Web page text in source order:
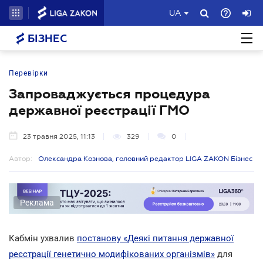
UA
БІЗНЕС
Перевірки
Запроваджується процедура
державної реєстрації ГМО
23 травня 2025, 11:13 329 0
Автор: Олександра Кознова, головний редактор LIGA ZAKON Бізнес
Реклама
Кабмін ухвалив постанову «Деякі питання державної
реєстрації генетично модифікованих організмів» для